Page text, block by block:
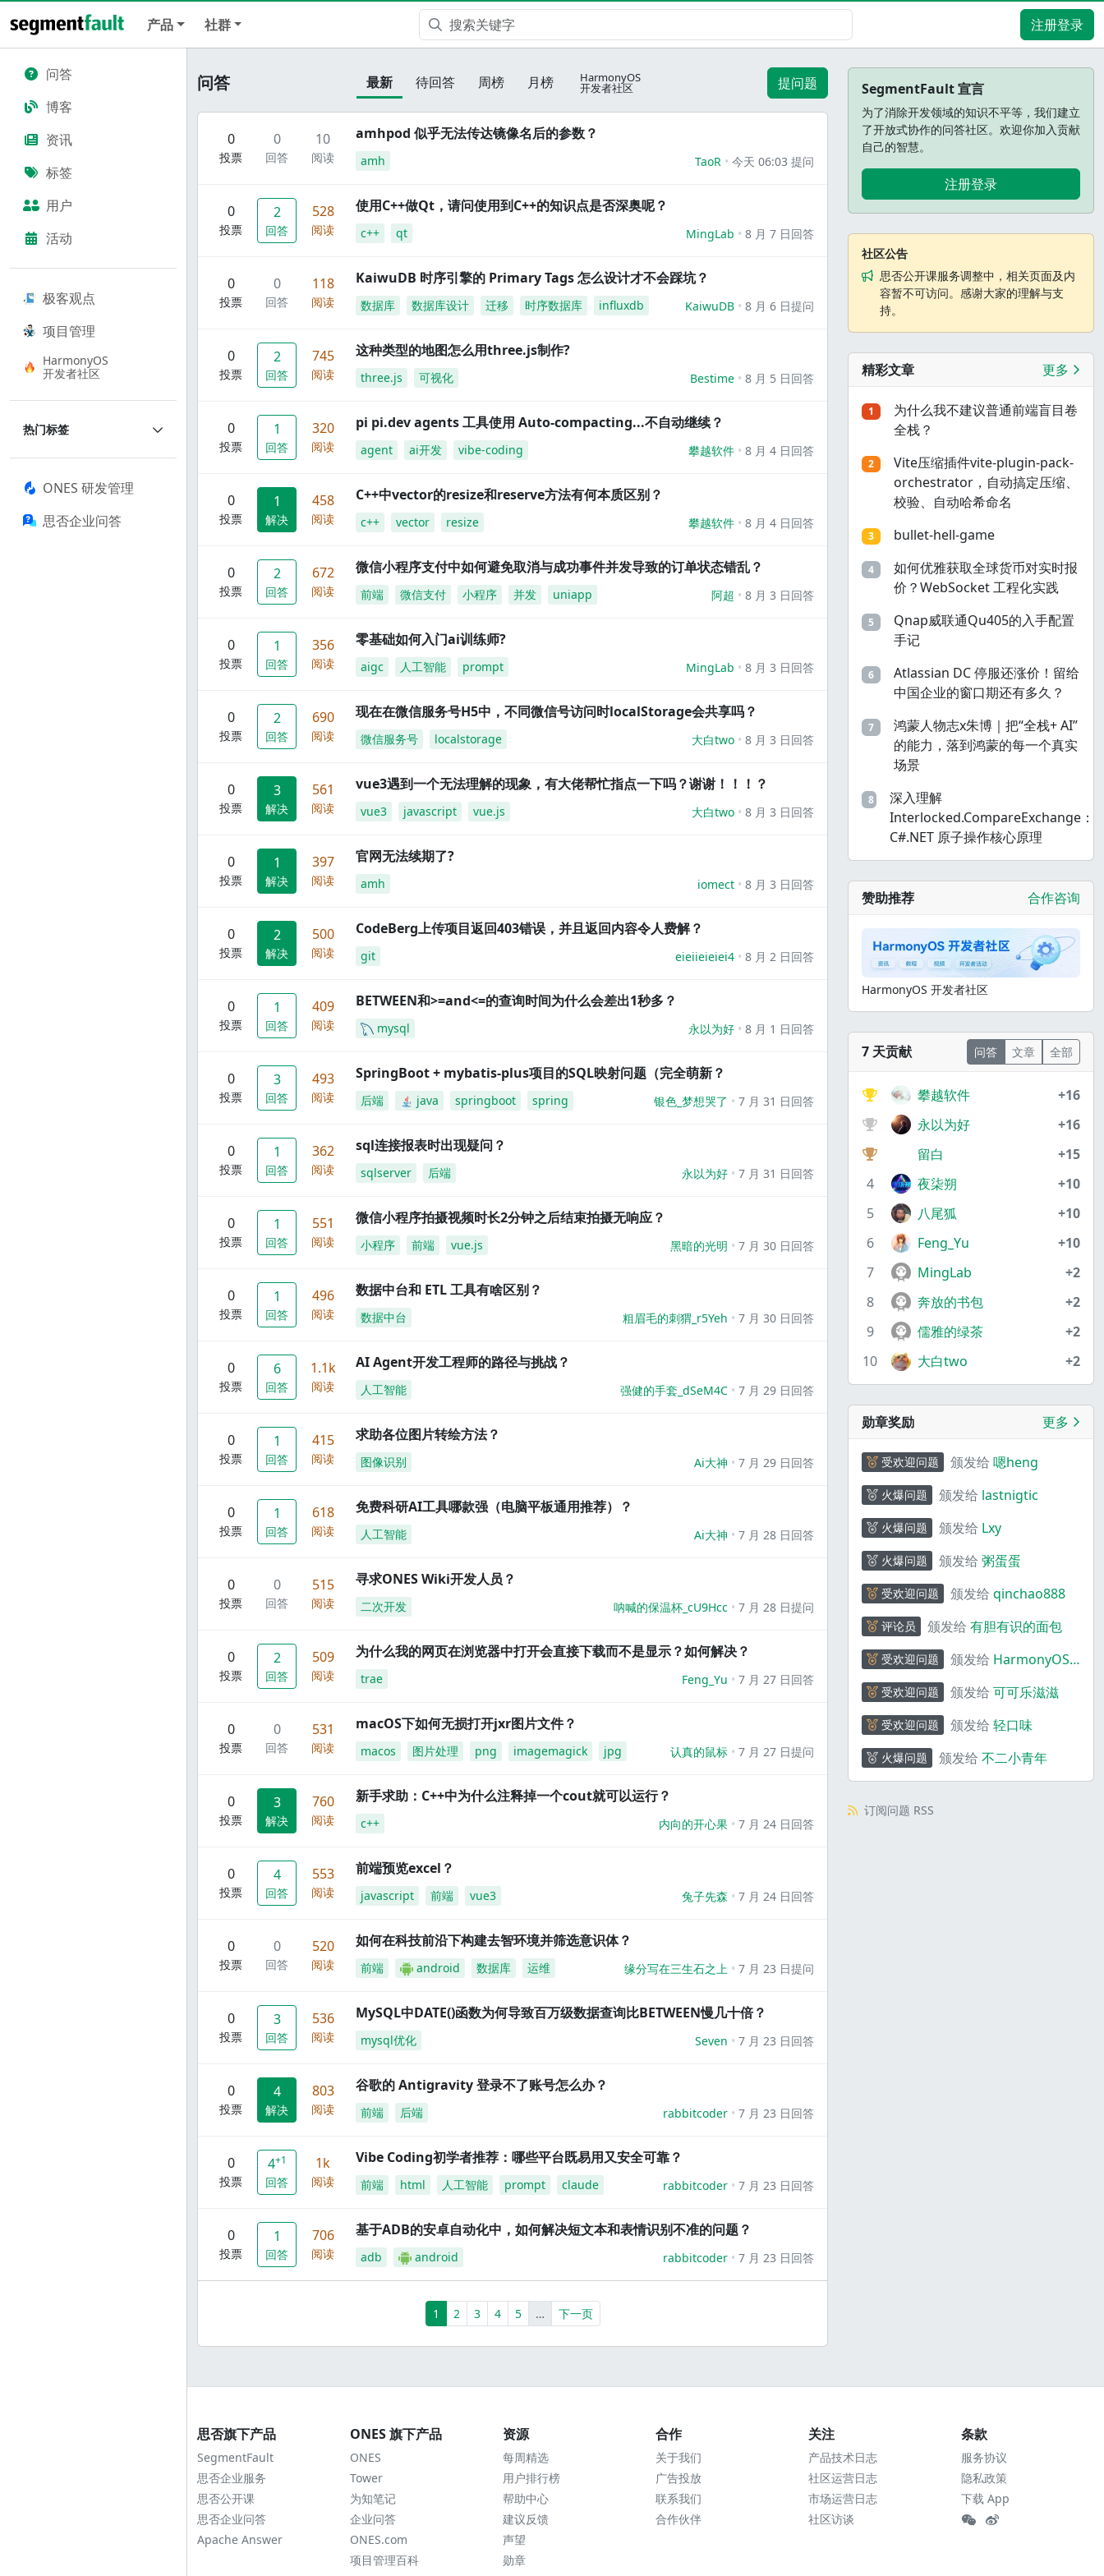
产品 社群 注册登录
问答
博客
资讯
标签
用户
活动
极客观点
项目管理
HarmonyOS
开发者社区
热门标签
ONES 研发管理
思否企业问答
问答 最新 待回答 周榜 月榜 HarmonyOS
开发者社区 提问题
0
投票
0
回答
10
阅读
amhpod 似乎无法传达镜像名后的参数？
amh TaoR 今天 06:03 提问
0
投票
2
回答
528
阅读
使用C++做Qt，请问使用到C++的知识点是否深奥呢？
c++ qt MingLab 8 月 7 日回答
0
投票
0
回答
118
阅读
KaiwuDB 时序引擎的 Primary Tags 怎么设计才不会踩坑？
数据库 数据库设计 迁移 时序数据库 influxdb KaiwuDB 8 月 6 日提问
0
投票
2
回答
745
阅读
这种类型的地图怎么用three.js制作?
three.js 可视化 Bestime 8 月 5 日回答
0
投票
1
回答
320
阅读
pi pi.dev agents 工具使用 Auto-compacting...不自动继续？
agent ai开发 vibe-coding 攀越软件 8 月 4 日回答
0
投票
1
解决
458
阅读
C++中vector的resize和reserve方法有何本质区别？
c++ vector resize 攀越软件 8 月 4 日回答
0
投票
2
回答
672
阅读
微信小程序支付中如何避免取消与成功事件并发导致的订单状态错乱？
前端 微信支付 小程序 并发 uniapp 阿超 8 月 3 日回答
0
投票
1
回答
356
阅读
零基础如何入门ai训练师?
aigc 人工智能 prompt MingLab 8 月 3 日回答
0
投票
2
回答
690
阅读
现在在微信服务号H5中，不同微信号访问时localStorage会共享吗？
微信服务号 localstorage 大白two 8 月 3 日回答
0
投票
3
解决
561
阅读
vue3遇到一个无法理解的现象，有大佬帮忙指点一下吗？谢谢！！！？
vue3 javascript vue.js 大白two 8 月 3 日回答
0
投票
1
解决
397
阅读
官网无法续期了?
amh iomect 8 月 3 日回答
0
投票
2
解决
500
阅读
CodeBerg上传项目返回403错误，并且返回内容令人费解？
git eieiieieiei4 8 月 2 日回答
0
投票
1
回答
409
阅读
BETWEEN和>=and<=的查询时间为什么会差出1秒多？
mysql 永以为好 8 月 1 日回答
0
投票
3
回答
493
阅读
SpringBoot + mybatis-plus项目的SQL映射问题（完全萌新？
后端 java springboot spring 银色_梦想哭了 7 月 31 日回答
0
投票
1
回答
362
阅读
sql连接报表时出现疑问？
sqlserver 后端 永以为好 7 月 31 日回答
0
投票
1
回答
551
阅读
微信小程序拍摄视频时长2分钟之后结束拍摄无响应？
小程序 前端 vue.js 黑暗的光明 7 月 30 日回答
0
投票
1
回答
496
阅读
数据中台和 ETL 工具有啥区别？
数据中台 粗眉毛的刺猬_r5Yeh 7 月 30 日回答
0
投票
6
回答
1.1k
阅读
AI Agent开发工程师的路径与挑战？
人工智能 强健的手套_dSeM4C 7 月 29 日回答
0
投票
1
回答
415
阅读
求助各位图片转绘方法？
图像识别 Ai大神 7 月 29 日回答
0
投票
1
回答
618
阅读
免费科研AI工具哪款强（电脑平板通用推荐）？
人工智能 Ai大神 7 月 28 日回答
0
投票
0
回答
515
阅读
寻求ONES Wiki开发人员？
二次开发 呐喊的保温杯_cU9Hcc 7 月 28 日提问
0
投票
2
回答
509
阅读
为什么我的网页在浏览器中打开会直接下载而不是显示？如何解决？
trae Feng_Yu 7 月 27 日回答
0
投票
0
回答
531
阅读
macOS下如何无损打开jxr图片文件？
macos 图片处理 png imagemagick jpg 认真的鼠标 7 月 27 日提问
0
投票
3
解决
760
阅读
新手求助：C++中为什么注释掉一个cout就可以运行？
c++ 内向的开心果 7 月 24 日回答
0
投票
4
回答
553
阅读
前端预览excel？
javascript 前端 vue3 兔子先森 7 月 24 日回答
0
投票
0
回答
520
阅读
如何在科技前沿下构建去智环境并筛选意识体？
前端 android 数据库 运维 缘分写在三生石之上 7 月 23 日提问
0
投票
3
回答
536
阅读
MySQL中DATE()函数为何导致百万级数据查询比BETWEEN慢几十倍？
mysql优化 Seven 7 月 23 日回答
0
投票
4
解决
803
阅读
谷歌的 Antigravity 登录不了账号怎么办？
前端 后端 rabbitcoder 7 月 23 日回答
0
投票
4+1
回答
1k
阅读
Vibe Coding初学者推荐：哪些平台既易用又安全可靠？
前端 html 人工智能 prompt claude rabbitcoder 7 月 23 日回答
0
投票
1
回答
706
阅读
基于ADB的安卓自动化中，如何解决短文本和表情识别不准的问题？
adb android rabbitcoder 7 月 23 日回答
1 (current)
2 3 4 5 …More下一页
SegmentFault 宣言
为了消除开发领域的知识不平等，我们建立
了开放式协作的问答社区。欢迎你加入贡献
自己的智慧。
注册登录
社区公告
思否公开课服务调整中，相关页面及内
容暂不可访问。感谢大家的理解与支
持。
精彩文章 更多
1
为什么我不建议普通前端盲目卷
全栈？
2
Vite压缩插件vite-plugin-pack-
orchestrator，自动搞定压缩、
校验、自动哈希命名
3 bullet-hell-game
4
如何优雅获取全球货币对实时报
价？WebSocket 工程化实践
5
Qnap威联通Qu405的入手配置
手记
6
Atlassian DC 停服还涨价！留给
中国企业的窗口期还有多久？
7
鸿蒙人物志x朱博｜把“全栈+ AI”
的能力，落到鸿蒙的每一个真实
场景
8
深入理解
Interlocked.CompareExchange：
C#.NET 原子操作核心原理
赞助推荐 合作咨询
HarmonyOS 开发者社区
7 天贡献 问答 文章 全部
攀越软件
+16
永以为好
+16
留白
+15
4
夜柒朔
+10
5
八尾狐
+10
6
Feng_Yu
+10
7
MingLab
+2
8
奔放的书包
+2
9
儒雅的绿茶
+2
10
大白two +2
勋章奖励 更多
受欢迎问题 颁发给 嗯heng
火爆问题 颁发给 lastnigtic
火爆问题 颁发给 Lxy
火爆问题 颁发给 粥蛋蛋
受欢迎问题 颁发给 qinchao888
评论员 颁发给 有胆有识的面包
受欢迎问题 颁发给 HarmonyOS
受欢迎问题 颁发给 可可乐滋滋
受欢迎问题 颁发给 轻口味
火爆问题 颁发给 不二小青年
订阅问题 RSS
思否旗下产品
SegmentFault
思否企业服务
思否公开课
思否企业问答
Apache Answer
ONES 旗下产品
ONES
Tower
为知笔记
企业问答
ONES.com
项目管理百科
资源
每周精选
用户排行榜
帮助中心
建议反馈
声望
勋章
合作
关于我们
广告投放
联系我们
合作伙伴
关注
产品技术日志
社区运营日志
市场运营日志
社区访谈
条款
服务协议
隐私政策
下载 App